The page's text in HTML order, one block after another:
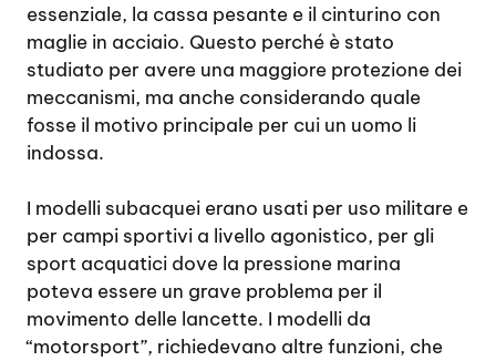
essenziale, la cassa pesante e il cinturino con
maglie in acciaio. Questo perché è stato
studiato per avere una maggiore protezione dei
meccanismi, ma anche considerando quale
fosse il motivo principale per cui un uomo li
indossa.
I modelli subacquei erano usati per uso militare e
per campi sportivi a livello agonistico, per gli
sport acquatici dove la pressione marina
poteva essere un grave problema per il
movimento delle lancette. I modelli da
“motorsport”, richiedevano altre funzioni, che